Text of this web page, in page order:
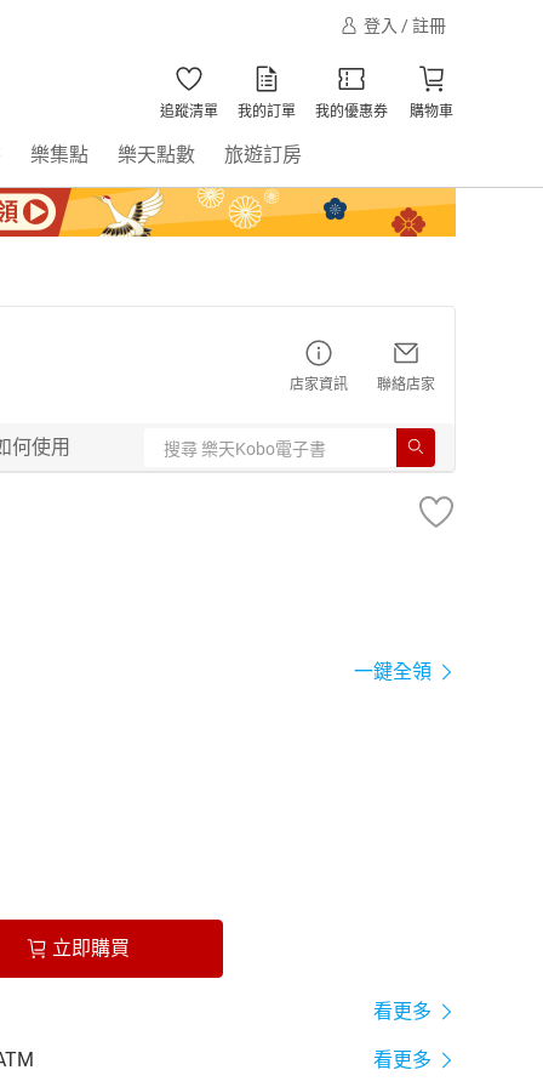
登入 / 註冊
追蹤清單 我的訂單 我的優惠券 購物車
樂集點 樂天點數 旅遊訂房
店家資訊 聯絡店家
何使用
一鍵全領
立即購買
看更多
看更多